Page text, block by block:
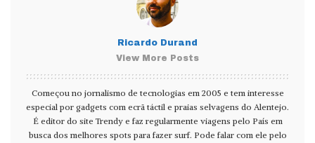
Ricardo Durand
View More Posts
Começou no jornalismo de tecnologias em 2005 e tem interesse
especial por gadgets com ecrã táctil e praias selvagens do Alentejo.
É editor do site Trendy e faz regularmente viagens pelo País em
busca dos melhores spots para fazer surf. Pode falar com ele pelo